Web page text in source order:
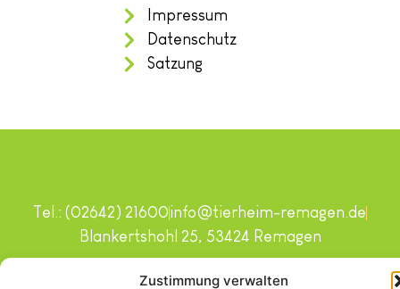
Zustimmung verwalten
Impressum
Datenschutz
Satzung
Copyright © 2024. Alle Rechte vorbehalten.
Tel.: (02642) 21600info@tierheim-remagen.de
Blankertshohl 25, 53424 Remagen